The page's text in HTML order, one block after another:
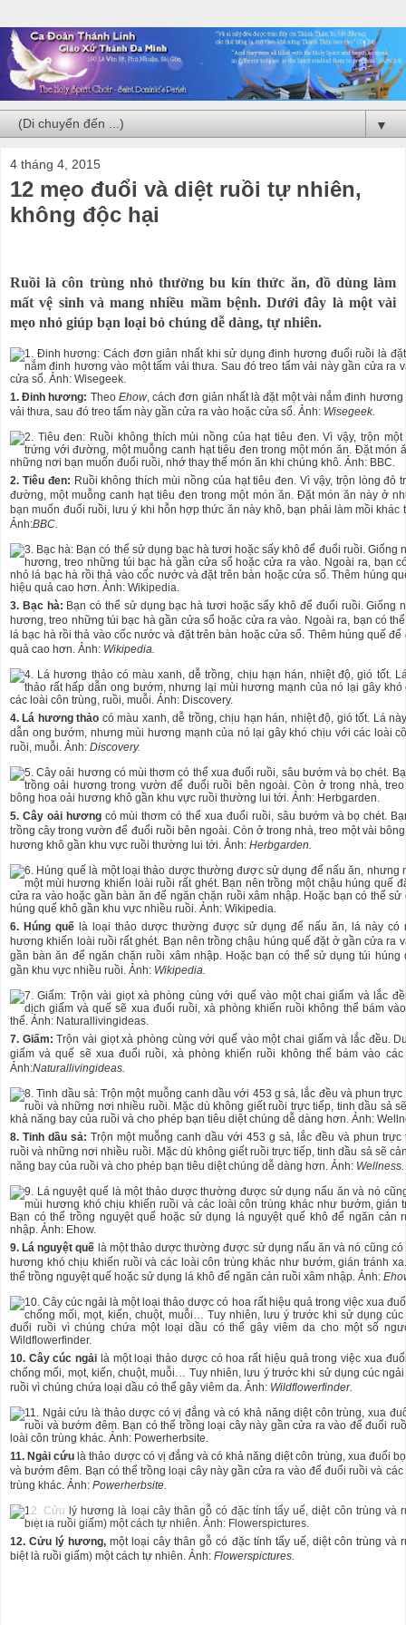
▼
4 tháng 4, 2015
12 mẹo đuổi và diệt ruồi tự nhiên,
không độc hại
Ruồi là côn trùng nhỏ thường bu kín thức ăn, đồ dùng làm
mất vệ sinh và mang nhiều mầm bệnh. Dưới đây là một vài
mẹo nhỏ giúp bạn loại bỏ chúng dễ dàng, tự nhiên.
1. Đinh hương: Theo Ehow, cách đơn giản nhất là đặt một vài nắm đinh hương
vải thưa, sau đó treo tấm này gần cửa ra vào hoặc cửa sổ. Ảnh: Wisegeek.
2. Tiêu đen: Ruồi không thích mùi nồng của hạt tiêu đen. Vì vậy, trộn lòng đỏ
đường, một muỗng canh hạt tiêu đen trong một món ăn. Đặt món ăn này ở
bạn muốn đuổi ruồi, lưu ý khi hỗn hợp thức ăn này khô, bạn phải làm mồi khác
Ảnh:BBC.
3. Bạc hà: Bạn có thể sử dụng bạc hà tươi hoặc sấy khô để đuổi ruồi. Giống
hương, treo những túi bạc hà gần cửa sổ hoặc cửa ra vào. Ngoài ra, bạn có
lá bạc hà rồi thả vào cốc nước và đặt trên bàn hoặc cửa sổ. Thêm húng quế để
quả cao hơn. Ảnh: Wikipedia.
4. Lá hương thảo có màu xanh, dễ trồng, chịu hạn hán, nhiệt độ, gió tốt. Lá
dẫn ong bướm, nhưng mùi hương mạnh của nó lại gây khó chịu với các loài
ruồi, muỗi. Ảnh: Discovery.
5. Cây oải hươngcó mùi thơm có thể xua đuổi ruồi, sâu bướm và bọ chét.
trồng cây trong vườn để đuổi ruồi bên ngoài. Còn ở trong nhà, treo một vài
hương khô gần khu vực ruồi thường lui tới. Ảnh: Herbgarden.
6. Húng quế là loại thảo dược thường được sử dụng để nấu ăn, lá này có
hương khiến loài ruồi rất ghét. Bạn nên trồng chậu húng quế đặt ở gần cửa ra
gần bàn ăn để ngăn chặn ruồi xâm nhập. Hoặc bạn có thể sử dụng túi húng
gần khu vực nhiều ruồi. Ảnh: Wikipedia.
7. Giấm: Trộn vài giọt xà phòng cùng với quế vào một chai giấm và lắc đều.
giấm và quế sẽ xua đuổi ruồi, xà phòng khiến ruồi không thể bám vào các
Ảnh:Naturallivingideas.
8. Tinh dầu sả: Trộn một muỗng canh dầu với 453 g sả, lắc đều và phun trực
ruồi và những nơi nhiều ruồi. Mặc dù không giết ruồi trực tiếp, tinh dầu sả sẽ
năng bay của ruồi và cho phép bạn tiêu diệt chúng dễ dàng hơn. Ảnh: Wellness.
9. Lá nguyệt quế là một thảo dược thường được sử dụng nấu ăn và nó cũng có
hương khó chịu khiến ruồi và các loài côn trùng khác như bướm, gián tránh
thể trồng nguyệt quế hoặc sử dụng lá khô để ngăn cản ruồi xâm nhập. Ảnh:
10. Cây cúc ngải là một loại thảo dược có hoa rất hiệu quả trong việc xua
chống mối, mọt, kiến, chuột, muỗi… Tuy nhiên, lưu ý trước khi sử dụng cúc
ruồi vì chúng chứa loại dầu có thể gây viêm da. Ảnh: Wildflowerfinder.
11. Ngải cứu là thảo dược có vị đắng và có khả năng diệt côn trùng, xua đuổi
và bướm đêm. Bạn có thể trồng loại cây này gần cửa ra vào để đuổi ruồi và các
trùng khác. Ảnh: Powerherbsite.
12. Cửu lý hương,một loại cây thân gỗ có đặc tính tẩy uế, diệt côn trùng và
biệt là ruồi giấm) một cách tự nhiên. Ảnh: Flowerspictures.